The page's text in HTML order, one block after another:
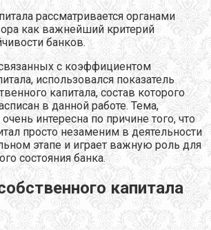
рассматривается органами
как важнейший критерий
банков.
с коэффициентом
использовался показатель
капитала, состав которого
в данной работе. Тема,
интересна по причине того, что
просто незаменим в деятельности
этапе и играет важную роль для
состояния банка.
капитала